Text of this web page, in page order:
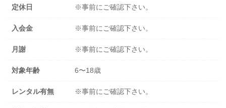
定休日 ※事前にご確認下さい。
入会金 ※事前にご確認下さい。
月謝 ※事前にご確認下さい。
対象年齢 6〜18歳
レンタル有無 ※事前にご確認下さい。